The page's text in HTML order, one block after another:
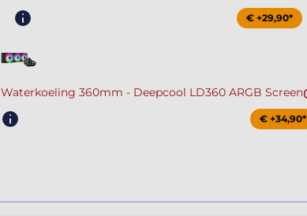
€ +29,90*
Waterkoeling 360mm - Deepcool LD360 ARGB Screen
€ +34,90*